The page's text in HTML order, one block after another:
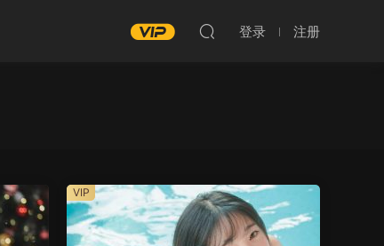
登录 注册
VIP